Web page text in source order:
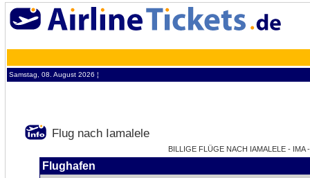
Samstag, 08. August 2026 ¦
Flug nach Iamalele
BILLIGE FLÜGE NACH IAMALELE - IMA
Flughafen